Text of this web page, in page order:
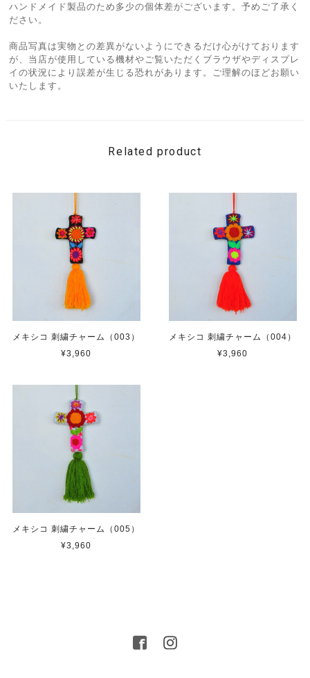
ハンドメイド製品のため多少の個体差がございます。予めご了承く
ださい。
商品写真は実物との差異がないようにできるだけ心がけております
が、当店が使用している機材やご覧いただくブラウザやディスプレ
イの状況により誤差が生じる恐れがあります。ご理解のほどお願い
いたします。
Related product
メキシコ 刺繍チャーム（003）
¥3,960
メキシコ 刺繍チャーム（004）
¥3,960
メキシコ 刺繍チャーム（005）
¥3,960